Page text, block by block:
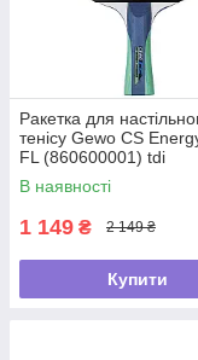
Ракетка для
тенісу Gewo CS
FL (860600001) tdi
В наявності
1 149 ₴ 2 149 ₴
Купити